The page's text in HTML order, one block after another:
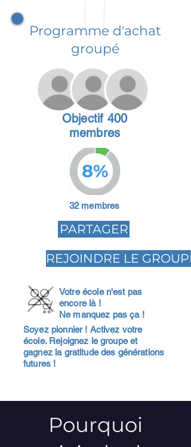
Programme d'achat
groupé
Objectif 400
membres
8%
32 membres
PARTAGER
REJOINDRE LE GROUPE
Votre école n'est pas
encore là !
Ne manquez pas ça !
Soyez pionnier ! Activez votre
école. Rejoignez le groupe et
gagnez la gratitude des générations
futures !
Pourquoi